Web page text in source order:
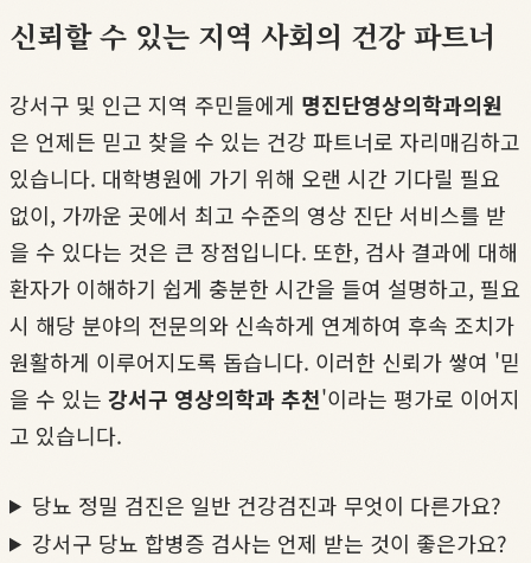
신뢰할 수 있는 지역 사회의 건강 파트너
강서구 및 인근 지역 주민들에게 명진단영상의학과의원
은 언제든 믿고 찾을 수 있는 건강 파트너로 자리매김하고
있습니다. 대학병원에 가기 위해 오랜 시간 기다릴 필요
없이, 가까운 곳에서 최고 수준의 영상 진단 서비스를 받
을 수 있다는 것은 큰 장점입니다. 또한, 검사 결과에 대해
환자가 이해하기 쉽게 충분한 시간을 들여 설명하고, 필요
시 해당 분야의 전문의와 신속하게 연계하여 후속 조치가
원활하게 이루어지도록 돕습니다. 이러한 신뢰가 쌓여 '믿
을 수 있는 강서구 영상의학과 추천'이라는 평가로 이어지
고 있습니다.
당뇨 정밀 검진은 일반 건강검진과 무엇이 다른가요?
강서구 당뇨 합병증 검사는 언제 받는 것이 좋은가요?